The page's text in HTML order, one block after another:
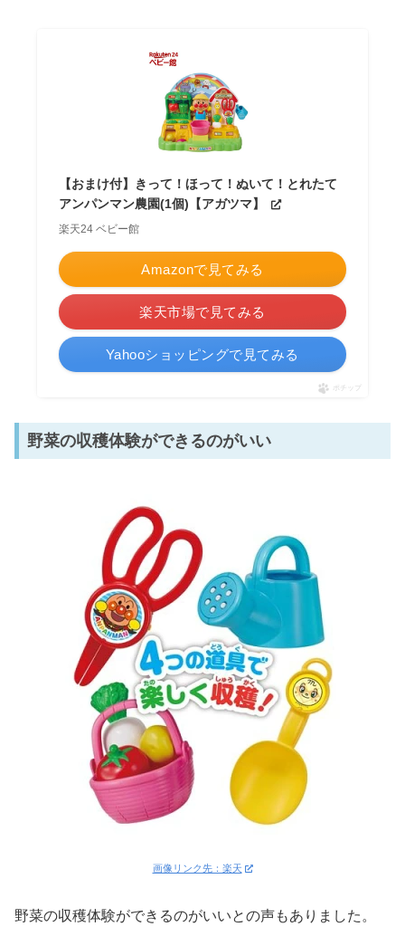
【おまけ付】きって！ほって！ぬいて！とれたて
アンパンマン農園(1個)【アガツマ】
楽天24 ベビー館
Amazonで見てみる
楽天市場で見てみる
Yahooショッピングで見てみる
ポチップ
野菜の収穫体験ができるのがいい
画像リンク先：楽天
野菜の収穫体験ができるのがいいとの声もありました。